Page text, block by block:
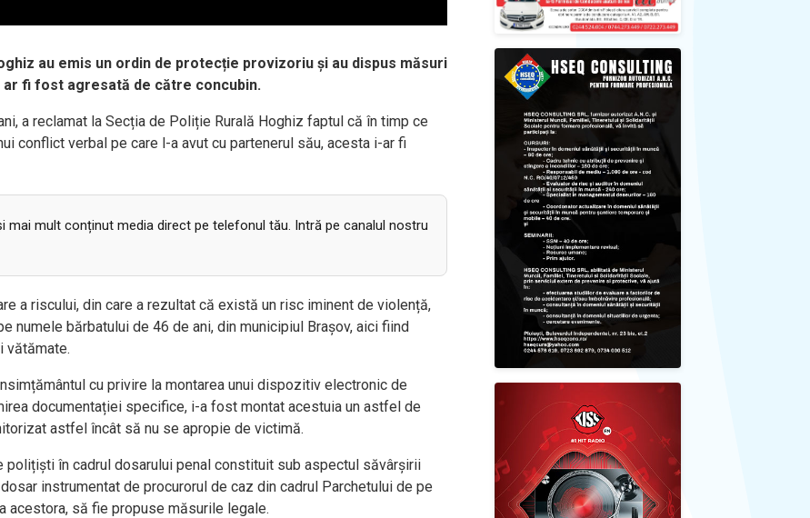
au emis un ordin de protecție provizoriu și au dispus măsuri
fi fost agresată de către concubin.
a reclamat la Secția de Poliție Rurală Hoghiz faptul că în timp ce
conflict verbal pe care l-a avut cu partenerul său, acesta i-ar fi
mult conținut media direct pe telefonul tău. Intră pe canalul nostru
a riscului, din care a rezultat că există un risc iminent de violență,
numele bărbatului de 46 de ani, din municipiul Brașov, aici fiind
vătămate.
cu privire la montarea unui dispozitiv electronic de
documentației specifice, i-a fost montat acestuia un astfel de
astfel încât să nu se apropie de victimă.
în cadrul dosarului penal constituit sub aspectul săvârșirii
instrumentat de procurorul de caz din cadrul Parchetului de pe
acestora, să fie propuse măsurile legale.